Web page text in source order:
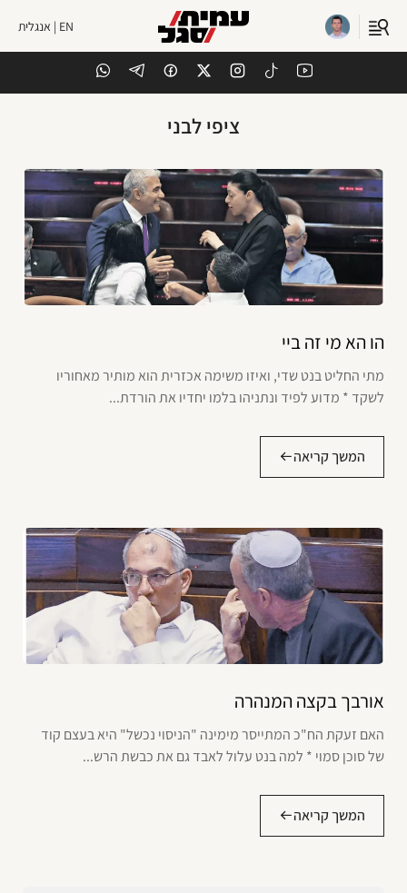
EN | אנגלית
ציפי לבני
הו הא מי זה ביי
מתי החליט בנט שדי, ואיזו משימה אכזרית הוא מותיר מאחוריו
לשקד * מדוע לפיד ונתניהו בלמו יחדיו את הורדת...
המשך קריאה
אורבך בקצה המנהרה
האם זעקת הח"כ המתייסר מימינה "הניסוי נכשל" היא בעצם קוד
של סוכן סמוי * למה בנט עלול לאבד גם את כבשת הרש...
המשך קריאה